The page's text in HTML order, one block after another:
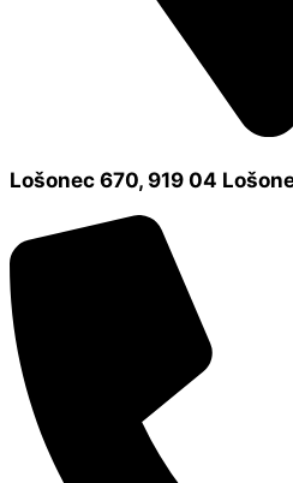
Lošonec 670, 919 04